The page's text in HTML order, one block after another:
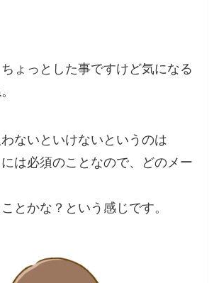
ょっとした事ですけど気になる
ないといけないというのは
は必須のことなので、どのメー
とかな？という感じです。